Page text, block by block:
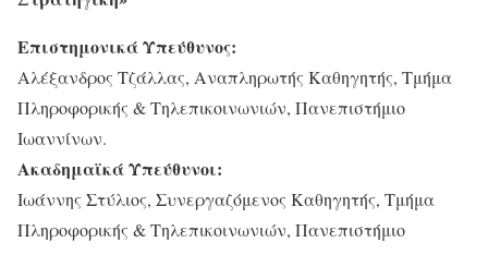
Επιστημονικά Υπεύθυνος:
Αλέξανδρος Τζάλλας, Αναπληρωτής Καθηγητής, Τμήμα
Πληροφορικής & Τηλεπικοινωνιών, Πανεπιστήμιο
Ιωαννίνων.
Ακαδημαϊκά Υπεύθυνοι:
Ιωάννης Στύλιος, Συνεργαζόμενος Καθηγητής, Τμήμα
Πληροφορικής & Τηλεπικοινωνιών, Πανεπιστήμιο